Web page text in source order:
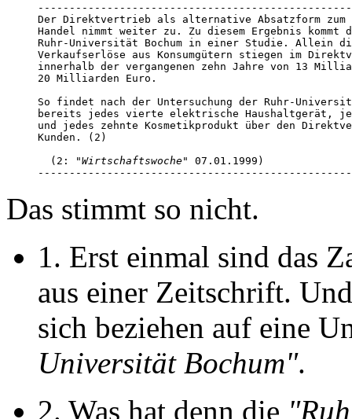
Der Direktvertrieb als alternative Absatzform
Handel nimmt weiter zu. Zu diesem Ergebnis kommt
Ruhr-Universität Bochum in einer Studie. Allein
Verkaufserlöse aus Konsumgütern stiegen im
innerhalb der vergangenen zehn Jahre von 13
20 Milliarden Euro.
So findet nach der Untersuchung der Ruhr-
bereits jedes vierte elektrische Haushaltgerät,
und jedes zehnte Kosmetikprodukt über den
Kunden. (2)
  (2:
"Wirtschaftswoche"
07.01.1999)
Das stimmt so nicht.
1. Erst einmal sind das
aus einer Zeitschrift.
sich beziehen auf eine
Universität Bochum".
2. Was hat denn die